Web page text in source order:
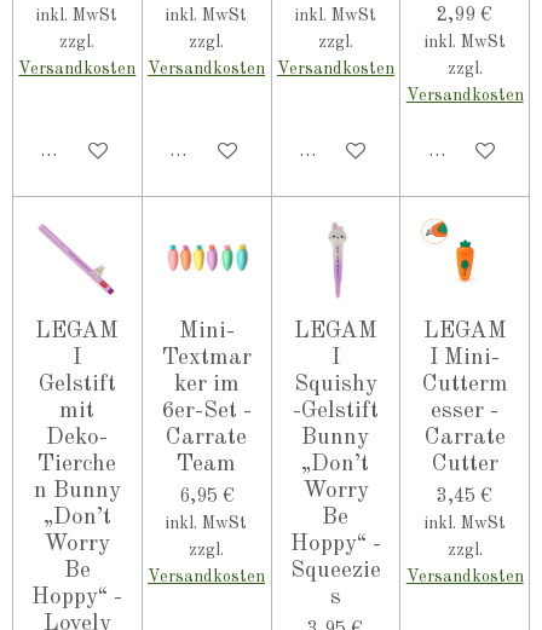
inkl. MwSt
zzgl.
Versandkosten
In den Warenkorb
inkl. MwSt
zzgl.
Versandkosten
In den Warenkorb
inkl. MwSt
zzgl.
Versandkosten
In den Warenkorb
2,99 €
inkl. MwSt
zzgl.
Versandkosten
In den
LEGAM
I
Gelstift
mit
Deko-
Tierche
n Bunny
„Don’t
Worry
Be
Hoppy“ -
Lovely
Mini-
Textmar
ker im
6er-Set -
Carrate
Team
6,95 €
inkl. MwSt
zzgl.
Versandkosten
LEGAM
I
Squishy
-Gelstift
Bunny
„Don’t
Worry
Be
Hoppy“ -
Squeezie
s
LEGAM
I Mini-
Cutterm
esser -
Carrate
Cutter
3,45 €
inkl. MwSt
zzgl.
Versandkosten